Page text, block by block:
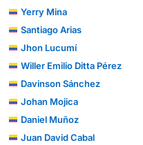
Yerry Mina
Santiago Arias
Jhon Lucumí
Willer Emilio Ditta Pérez
Davinson Sánchez
Johan Mojica
Daniel Muñoz
Juan David Cabal